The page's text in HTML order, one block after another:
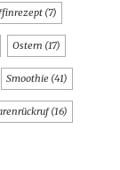
(7)
Ostern (17)
Smoothie (41)
(16)